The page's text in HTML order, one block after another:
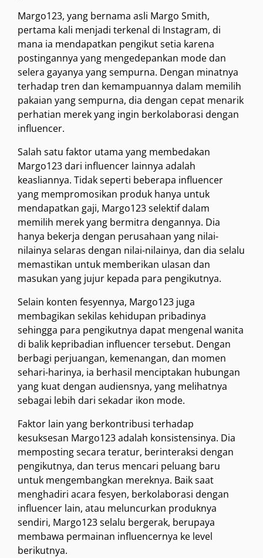
Margo123, yang bernama asli Margo Smith,
pertama kali menjadi terkenal di Instagram, di
mana ia mendapatkan pengikut setia karena
postingannya yang mengedepankan mode dan
selera gayanya yang sempurna. Dengan minatnya
terhadap tren dan kemampuannya dalam memilih
pakaian yang sempurna, dia dengan cepat menarik
perhatian merek yang ingin berkolaborasi dengan
influencer.
Salah satu faktor utama yang membedakan
Margo123 dari influencer lainnya adalah
keasliannya. Tidak seperti beberapa influencer
yang mempromosikan produk hanya untuk
mendapatkan gaji, Margo123 selektif dalam
memilih merek yang bermitra dengannya. Dia
hanya bekerja dengan perusahaan yang nilai-
nilainya selaras dengan nilai-nilainya, dan dia selalu
memastikan untuk memberikan ulasan dan
masukan yang jujur ​​kepada para pengikutnya.
Selain konten fesyennya, Margo123 juga
membagikan sekilas kehidupan pribadinya
sehingga para pengikutnya dapat mengenal wanita
di balik kepribadian influencer tersebut. Dengan
berbagi perjuangan, kemenangan, dan momen
sehari-harinya, ia berhasil menciptakan hubungan
yang kuat dengan audiensnya, yang melihatnya
sebagai lebih dari sekadar ikon mode.
Faktor lain yang berkontribusi terhadap
kesuksesan Margo123 adalah konsistensinya. Dia
memposting secara teratur, berinteraksi dengan
pengikutnya, dan terus mencari peluang baru
untuk mengembangkan mereknya. Baik saat
menghadiri acara fesyen, berkolaborasi dengan
influencer lain, atau meluncurkan produknya
sendiri, Margo123 selalu bergerak, berupaya
membawa permainan influencernya ke level
berikutnya.